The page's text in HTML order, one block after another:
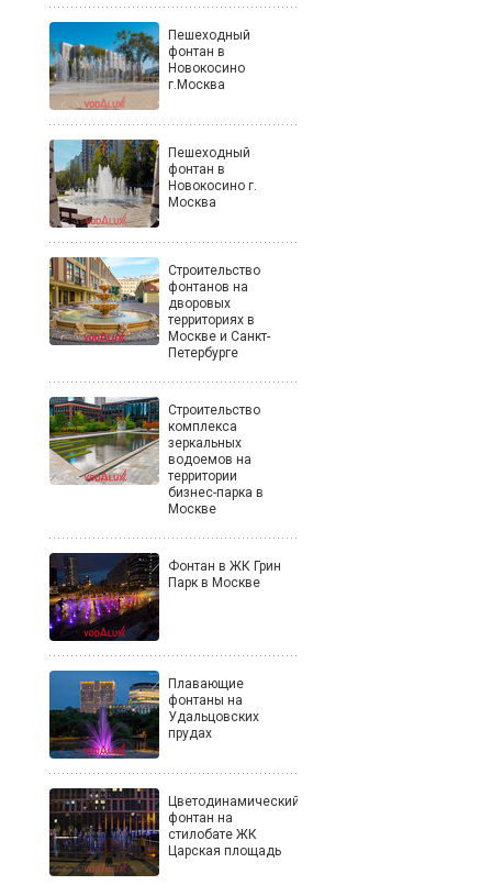
Пешеходный
фонтан в
Новокосино
г.Москва
Пешеходный
фонтан в
Новокосино г.
Москва
Строительство
фонтанов на
дворовых
территориях в
Москве и Санкт-
Петербурге
Строительство
комплекса
зеркальных
водоемов на
территории
бизнес-парка в
Москве
Фонтан в ЖК Грин
Парк в Москве
Плавающие
фонтаны на
Удальцовских
прудах
Цветодинамический
фонтан на
стилобате ЖК
Царская площадь